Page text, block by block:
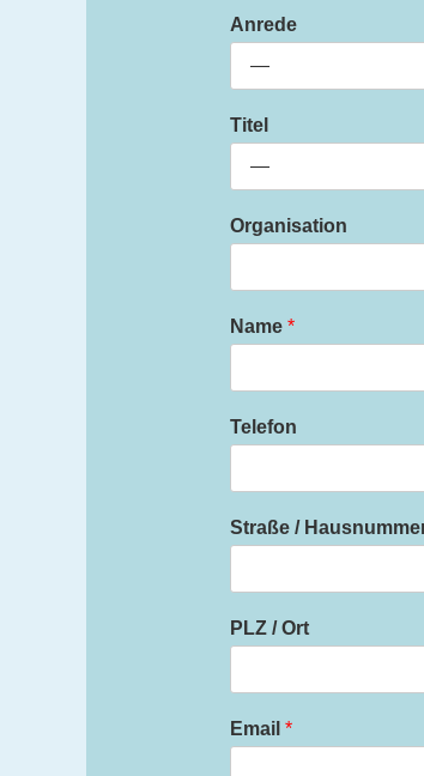
Anrede
Titel
Organisation
Name *
Telefon
Straße /
PLZ / Ort
Email *